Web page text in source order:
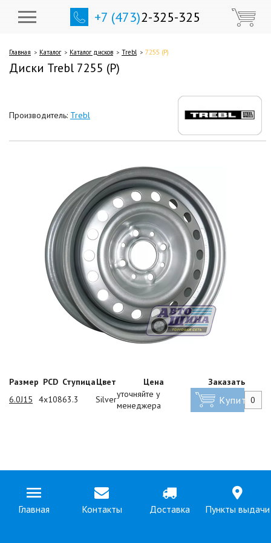
+7 (473)2-325-325
Главная Каталог Каталог дисков Trebl 7255 (P)
Диски Trebl 7255 (P)
Производитель: Trebl
Размер PCD СтупицаЦвет Цена
Заказать
6.0J15
4x10863.3 Silverуточняйте у
менеджера
Купить
Главная Контакты Доставка Пункты выдачи